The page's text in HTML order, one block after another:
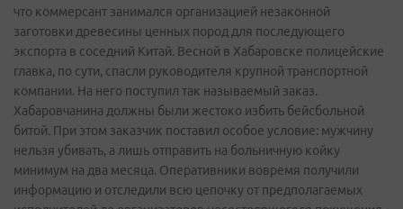
что коммерсант занимался организацией незаконной
заготовки древесины ценных пород для последующего
экспорта в соседний Китай. Весной в Хабаровске полицейские
главка, по сути, спасли руководителя крупной транспортной
компании. На него поступил так называемый заказ.
Хабаровчанина должны были жестоко избить бейсбольной
битой. При этом заказчик поставил особое условие: мужчину
нельзя убивать, а лишь отправить на больничную койку
минимум на два месяца. Оперативники вовремя получили
информацию и отследили всю цепочку от предполагаемых